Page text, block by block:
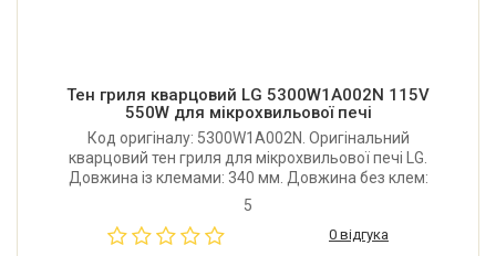
Тен гриля кварцовий LG 5300W1A002N 115V
550W для мікрохвильової печі
Код оригіналу: 5300W1A002N. Оригінальний
кварцовий тен гриля для мікрохвильової печі LG.
Довжина із клемами: 340 мм. Довжина без клем:
320 мм. Робоча напруга: 115V. Потужність: 550W.
5
0 відгука